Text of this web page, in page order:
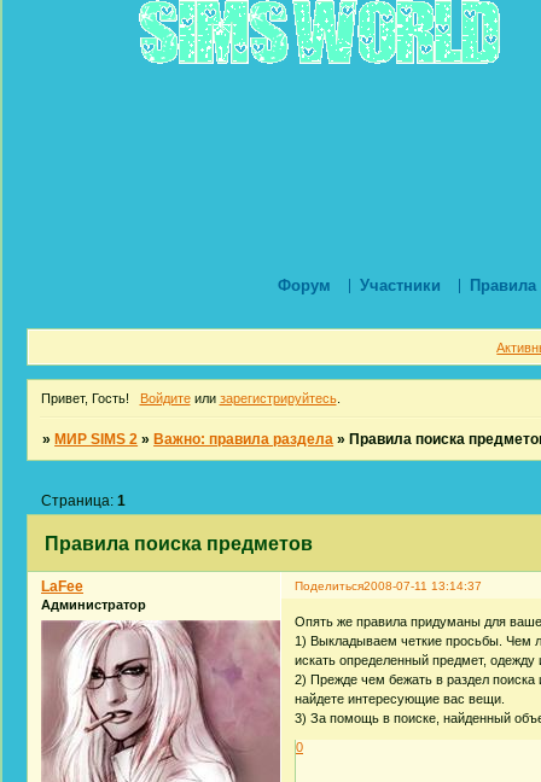
Форум Участники Правила
Привет, Гость! Войдитеили зарегистрируйтесь.
» МИР SIMS 2 » Важно: правила раздела » Правила поиска
Правила поиска предметов
Страница:1
Поделиться2008-07-11 13:14:37
LaFee
Администратор
Опять же правила придуманы для
1) Выкладываем четкие просьбы. Чем
искать определенный предмет, одежду
2) Прежде чем бежать в раздел
найдете интересующие вас вещи.
3) За помощь в поиске, найденный
0